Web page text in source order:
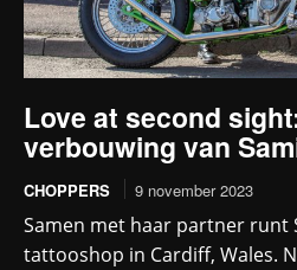
Love at second
verbouwing van
CHOPPERS 9 november 2023
Samen met haar partner runt
tattooshop in Cardiff, Wales.